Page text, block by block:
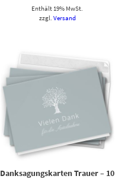
Enthält 19% MwSt.
zzgl. Versand
Danksagungskarten Trauer – 10